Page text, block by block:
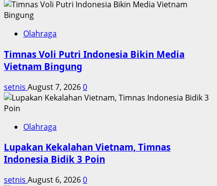
Olahraga
Timnas Voli Putri Indonesia Bikin Media
Vietnam Bingung
setnis August 7, 20260
Olahraga
Lupakan Kekalahan Vietnam, Timnas
Indonesia Bidik 3 Poin
setnis August 6, 20260